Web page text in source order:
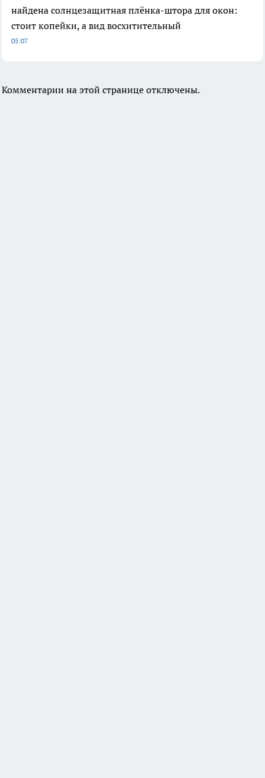
найдена солнцезащитная плёнка-штора для окон:
стоит копейки, а вид восхитительный
05:07
Комментарии на этой странице отключены.